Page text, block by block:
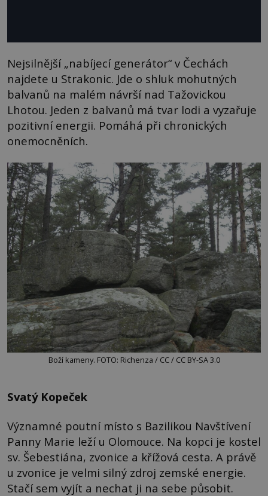
Nejsilnější „nabíjecí generátor“ v Čechách
najdete u Strakonic. Jde o shluk mohutných
balvanů na malém návrší nad Tažovickou
Lhotou. Jeden z balvanů má tvar lodi a vyzařuje
pozitivní energii. Pomáhá při chronických
onemocněních.
Boží kameny. FOTO: Richenza / CC / CC BY-SA 3.0
Svatý Kopeček
Významné poutní místo s Bazilikou Navštívení
Panny Marie leží u Olomouce. Na kopci je kostel
sv. Šebestiána, zvonice a křížová cesta. A právě
u zvonice je velmi silný zdroj zemské energie.
Stačí sem vyjít a nechat ji na sebe působit.